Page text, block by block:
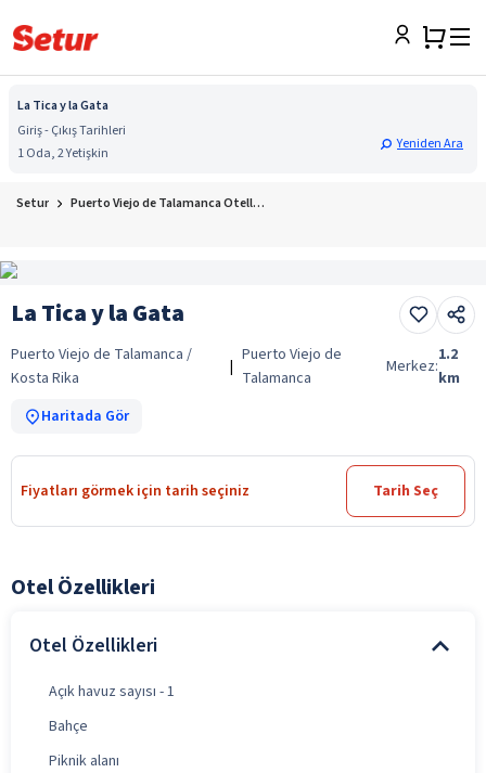
La Tica y la Gata
Giriş - Çıkış Tarihleri
1 Oda, 2 Yetişkin
Yeniden Ara
Setur Puerto Viejo de Talamanca Otelleri
La Tica y la Gata
Puerto Viejo de Talamanca /
Kosta Rika
|
Puerto Viejo de
Talamanca
Merkez:
1.2
km
Haritada Gör
Fiyatları görmek için tarih seçiniz Tarih Seç
Otel Özellikleri
Otel Özellikleri
Açık havuz sayısı - 1
Bahçe
Piknik alanı